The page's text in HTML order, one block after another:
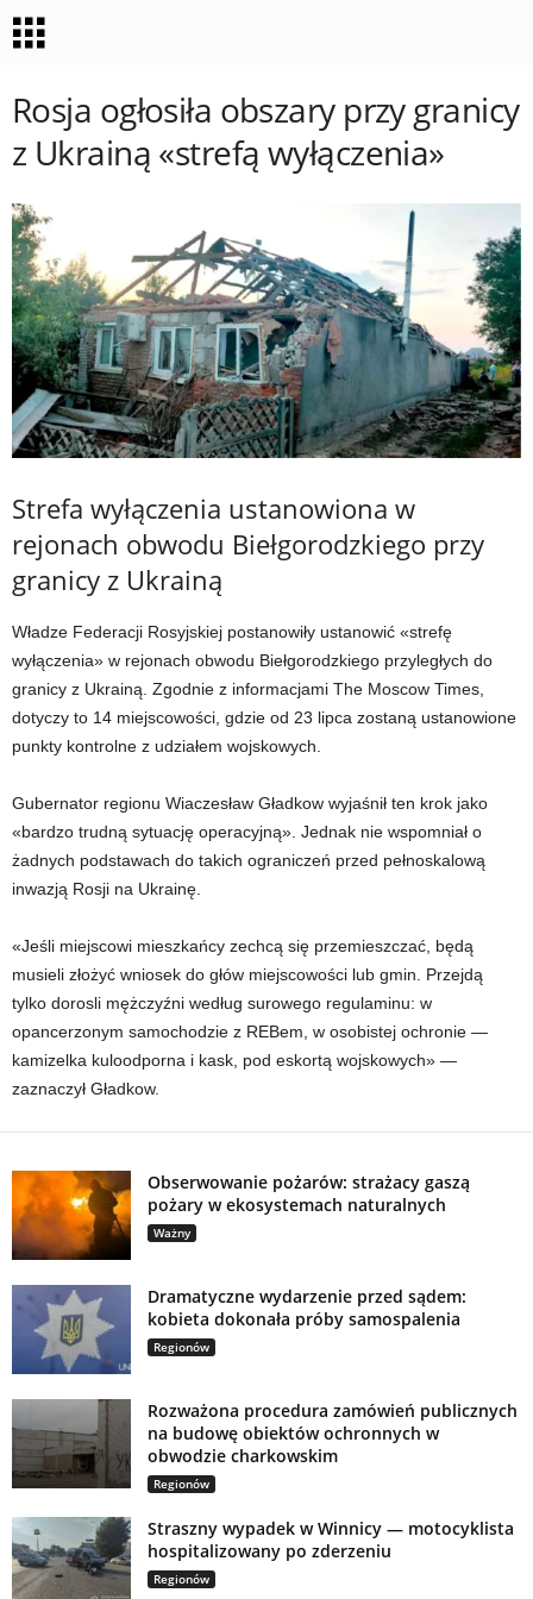
Rosja ogłosiła obszary przy granicy
z Ukrainą «strefą wyłączenia»
Strefa wyłączenia ustanowiona w
rejonach obwodu Biełgorodzkiego przy
granicy z Ukrainą
Władze Federacji Rosyjskiej postanowiły ustanowić «strefę
wyłączenia» w rejonach obwodu Biełgorodzkiego przyległych do
granicy z Ukrainą. Zgodnie z informacjami The Moscow Times,
dotyczy to 14 miejscowości, gdzie od 23 lipca zostaną ustanowione
punkty kontrolne z udziałem wojskowych.
Gubernator regionu Wiaczesław Gładkow wyjaśnił ten krok jako
«bardzo trudną sytuację operacyjną». Jednak nie wspomniał o
żadnych podstawach do takich ograniczeń przed pełnoskalową
inwazją Rosji na Ukrainę.
«Jeśli miejscowi mieszkańcy zechcą się przemieszczać, będą
musieli złożyć wniosek do głów miejscowości lub gmin. Przejdą
tylko dorosli mężczyźni według surowego regulaminu: w
opancerzonym samochodzie z REBem, w osobistej ochronie —
kamizelka kuloodporna i kask, pod eskortą wojskowych» —
zaznaczył Gładkow.
Obserwowanie pożarów: strażacy gaszą
pożary w ekosystemach naturalnych
Ważny
Dramatyczne wydarzenie przed sądem:
kobieta dokonała próby samospalenia
Regionów
Rozważona procedura zamówień publicznych
na budowę obiektów ochronnych w
obwodzie charkowskim
Regionów
Straszny wypadek w Winnicy — motocyklista
hospitalizowany po zderzeniu
Regionów